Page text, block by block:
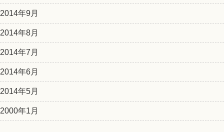
2014年9月
2014年8月
2014年7月
2014年6月
2014年5月
2000年1月